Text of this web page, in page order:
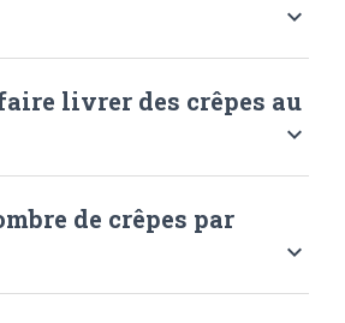
keyboard_arrow_down
livrer des crêpes au
keyboard_arrow_down
de crêpes par
keyboard_arrow_down